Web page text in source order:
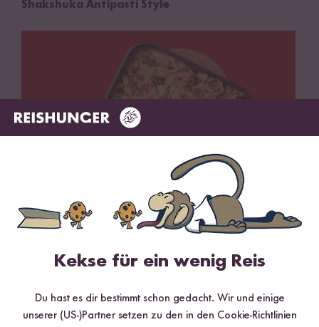
Shakshuka Antipasti Style
Conchiglioni mit Creamy Pilzfüllung
Kekse für ein wenig Reis
Du hast es dir bestimmt schon gedacht. Wir und einige
unserer (US-)Partner setzen zu den in den Cookie-Richtlinien